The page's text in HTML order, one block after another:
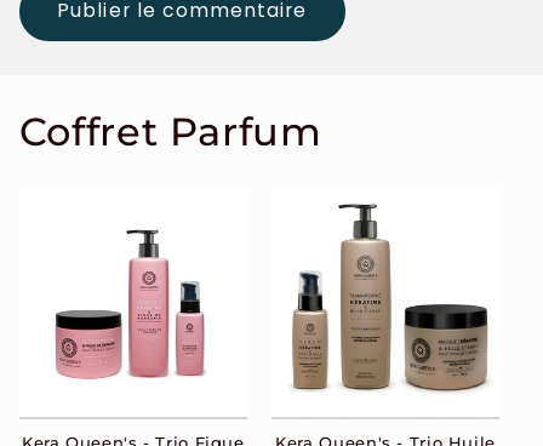
Coffret Parfum